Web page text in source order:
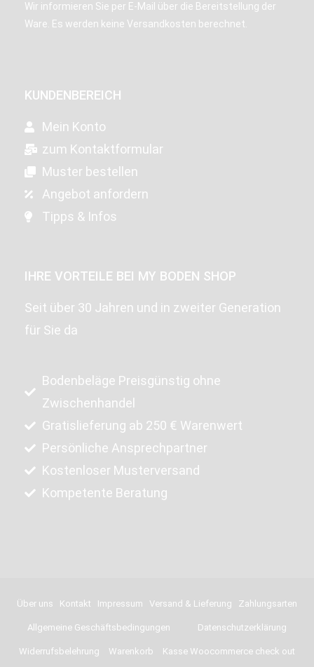
Wir informieren Sie per E-Mail über die Bereitstellung der
Ware. Es werden keine Versandkosten berechnet.
KUNDENBEREICH
Mein Konto
zum Kontaktformular
Muster bestellen
Angebot anfordern
Tipps & Infos
IHRE VORTEILE BEI MY BODEN SHOP
Seit über 30 Jahren und in zweiter Generation
für Sie da
Bodenbeläge Preisgünstig ohne
Zwischenhandel
Gratislieferung ab 250 € Warenwert
Persönliche Ansprechpartner
Kostenloser Musterversand
Kompetente Beratung
Über uns Kontakt Impressum Versand & Lieferung Zahlungsarten
Allgemeine Geschäftsbedingungen Datenschutzerklärung
Widerrufsbelehrung Warenkorb Kasse Woocommerce check out